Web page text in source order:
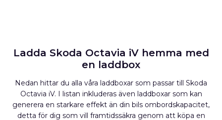
Ladda Skoda Octavia iV hemma med
en laddbox
Nedan hittar du alla våra laddboxar som passar till Skoda
Octavia iV. I listan inkluderas även laddboxar som kan
generera en starkare effekt än din bils ombordskapacitet,
detta för dig som vill framtidssäkra genom att köpa en